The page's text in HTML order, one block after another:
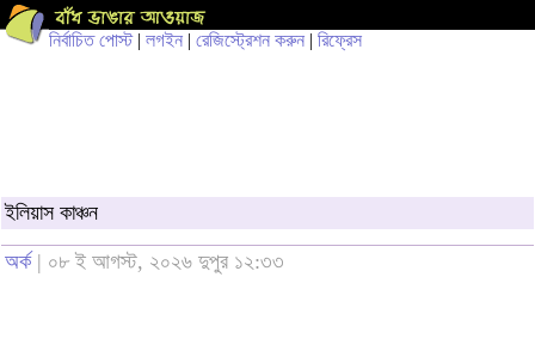
নির্বাচিত পোস্ট| লগইন | রেজিস্ট্রেশন করুন | রিফ্রেস
ইলিয়াস কাঞ্চন
অর্ক| ০৮ ই আগস্ট, ২০২৬ দুপুর ১২:৩৩